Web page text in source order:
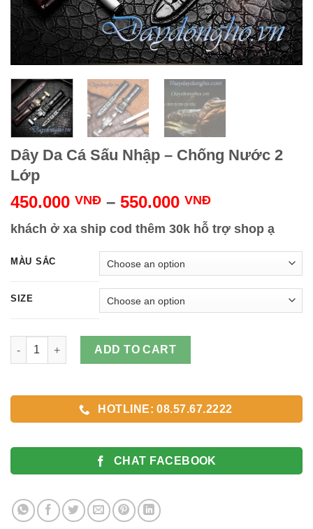
Dây Da Cá Sấu Nhập – Chống Nước 2
Lớp
450.000 VNĐ – 550.000 VNĐ
khách ở xa ship cod thêm 30k hỗ trợ shop ạ
MÀU SẮC
SIZE
Dây Da Cá Sấu Nhập - Chống Nước 2 Lớp quantity
ADD TO CART
HOTLINE: 08.57.67.2222
CHAT FACEBOOK